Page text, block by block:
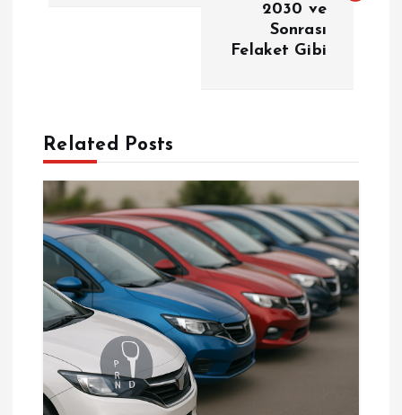
e
z
n
m
e
s
2030 ve
Sonrası
Felaket Gibi
Related Posts